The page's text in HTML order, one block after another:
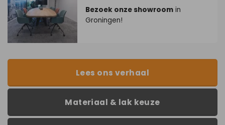
Bezoek onze showroom in
Groningen!
Lees ons verhaal
Materiaal & lak keuze